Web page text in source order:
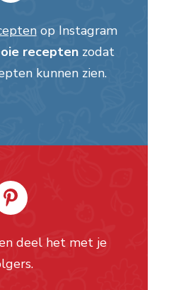
op Instagram
recepten zodat
kunnen zien.
deel het met je